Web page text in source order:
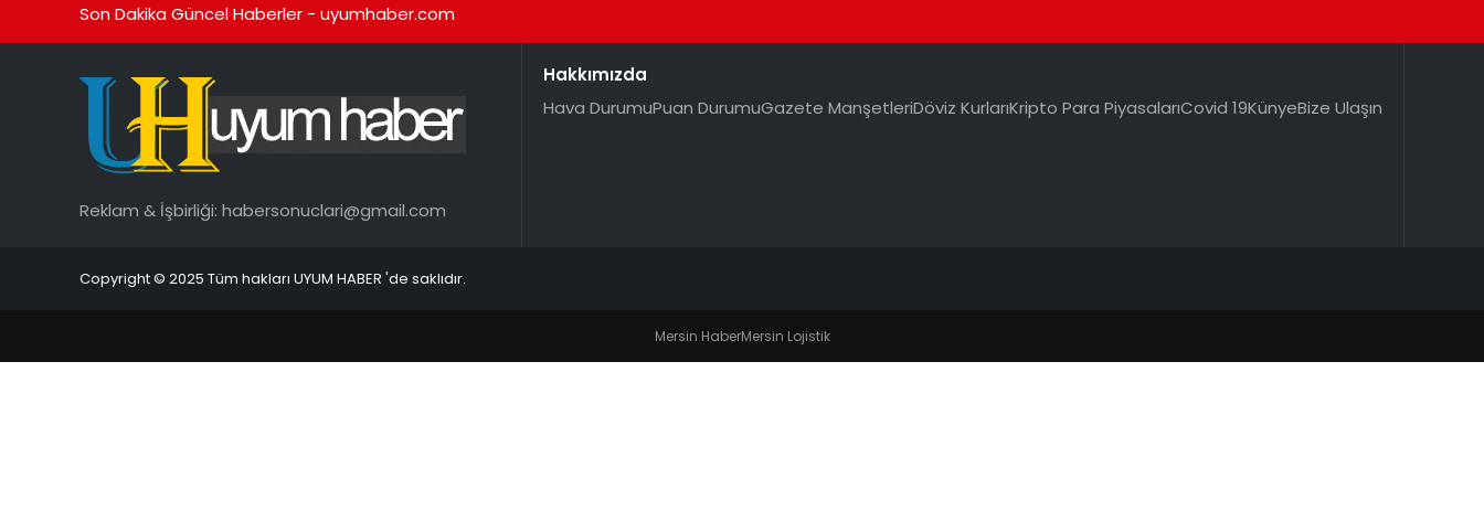
Son Dakika Güncel Haberler - uyumhaber.com
Reklam & İşbirliği: habersonuclari@gmail.com
Hakkımızda
Hava DurumuPuan DurumuGazete ManşetleriDöviz KurlarıKripto Para PiyasalarıCovid 19KünyeBize Ulaşın
Copyright © 2025 Tüm hakları UYUM HABER 'de saklıdır.
Mersin HaberMersin Lojistik